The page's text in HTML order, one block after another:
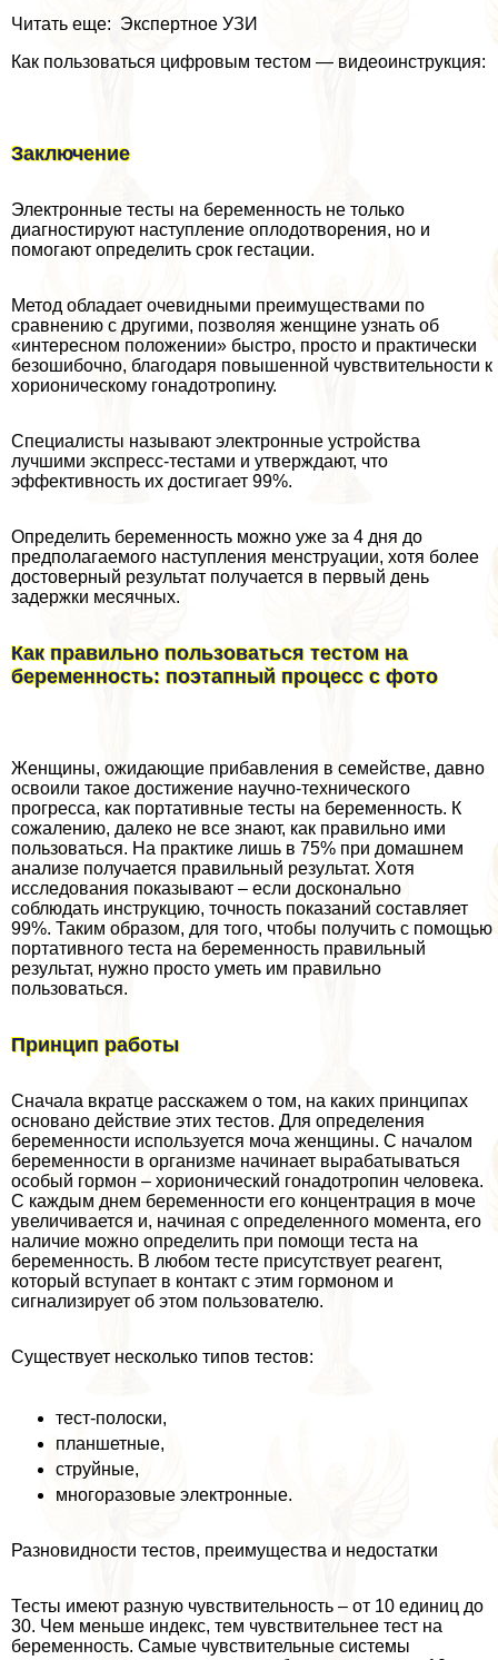
Читать еще: Экспертное УЗИ
Как пользоваться цифровым тестом — видеоинструкция:
Заключение
Электронные тесты на беременность не только
диагностируют наступление оплодотворения, но и
помогают определить срок гестации.
Метод обладает очевидными преимуществами по
сравнению с другими, позволяя женщине узнать об
«интересном положении» быстро, просто и пpaктически
безошибочно, благодаря повышенной чувствительности к
хорионическому гонадотропину.
Специалисты называют электронные устройства
лучшими экспресс-тестами и утверждают, что
эффективность их достигает 99%.
Определить беременность можно уже за 4 дня до
предполагаемого наступления мeнcтpуации, хотя более
достоверный результат получается в первый день
задержки мecячных.
Как правильно пользоваться тестом на
беременность: поэтапный процесс с фото
Женщины, ожидающие прибавления в семействе, давно
освоили такое достижение научно-технического
прогресса, как портативные тесты на беременность. К
сожалению, далеко не все знают, как правильно ими
пользоваться. На пpaктике лишь в 75% при домашнем
анализе получается правильный результат. Хотя
исследования показывают – если досконально
соблюдать инструкцию, точность показаний составляет
99%. Таким образом, для того, чтобы получить с помощью
портативного теста на беременность правильный
результат, нужно просто уметь им правильно
пользоваться.
Принцип работы
Сначала вкратце расскажем о том, на каких принципах
основано действие этих тестов. Для определения
беременности используется моча женщины. С началом
беременности в организме начинает выpaбатываться
особый гормон – хорионический гонадотропин человека.
С каждым днем беременности его концентрация в моче
увеличивается и, начиная с определенного момента, его
наличие можно определить при помощи теста на
беременность. В любом тесте присутствует реагент,
который вступает в контакт с этим гормоном и
сигнализирует об этом пользователю.
Существует несколько типов тестов:
тест-полоски,
планшетные,
струйные,
многоразовые электронные.
Разновидности тестов, преимущества и недостатки
Тесты имеют разную чувствительность – от 10 единиц до
30. Чем меньше индекс, тем чувствительнее тест на
беременность. Самые чувствительные системы